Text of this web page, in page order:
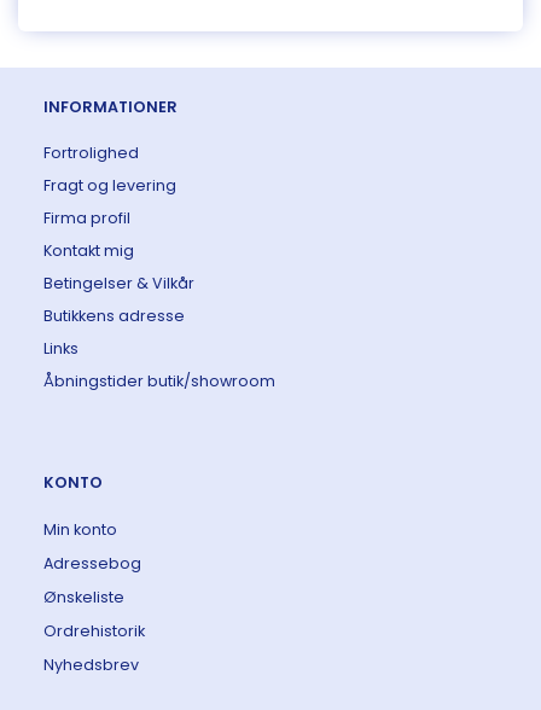
INFORMATIONER
Fortrolighed
Fragt og levering
Firma profil
Kontakt mig
Betingelser & Vilkår
Butikkens adresse
Links
Åbningstider butik/showroom
KONTO
Min konto
Adressebog
Ønskeliste
Ordrehistorik
Nyhedsbrev